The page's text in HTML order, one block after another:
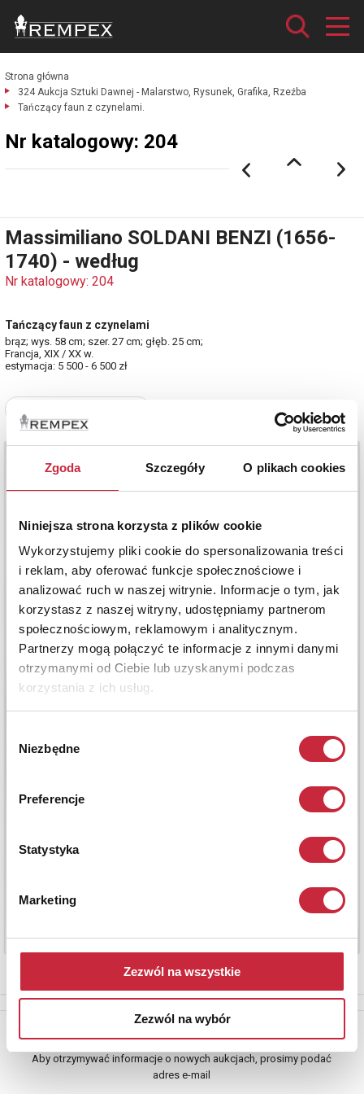
Zgoda Szczegóły O plikach cookies
Niniejsza strona korzysta z plików cookie
Wykorzystujemy pliki cookie do spersonalizowania treści
i reklam, aby oferować funkcje społecznościowe i
analizować ruch w naszej witrynie. Informacje o tym, jak
korzystasz z naszej witryny, udostępniamy partnerom
społecznościowym, reklamowym i analitycznym.
Partnerzy mogą połączyć te informacje z innymi danymi
otrzymanymi od Ciebie lub uzyskanymi podczas
korzystania z ich usług.
zgody
Niezbędne
Preferencje
Statystyka
Marketing
Zezwól na wszystkie
Zezwól na wybór
Strona główna
324 Aukcja Sztuki Dawnej - Malarstwo, Rysunek, Grafika, Rzeźba
Tańczący faun z czynelami.
Nr katalogowy: 204
Massimiliano SOLDANI BENZI (1656-
1740) - według
Nr katalogowy: 204
Tańczący faun z czynelami
brąz; wys. 58 cm; szer. 27 cm; głęb. 25 cm;
Francja, XIX / XX w.
estymacja: 5 500 - 6 500 zł
Newsletter
Aby otrzymywać informacje o nowych aukcjach, prosimy podać
adres e-mail